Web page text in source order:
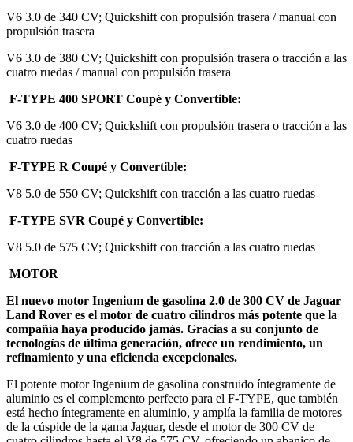
V6 3.0 de 340 CV; Quickshift con propulsión trasera / manual con
propulsión trasera
V6 3.0 de 380 CV; Quickshift con propulsión trasera o tracción a las
cuatro ruedas / manual con propulsión trasera
F-TYPE 400 SPORT Coupé y Convertible:
V6 3.0 de 400 CV; Quickshift con propulsión trasera o tracción a las
cuatro ruedas
F-TYPE R Coupé y Convertible:
V8 5.0 de 550 CV; Quickshift con tracción a las cuatro ruedas
F-TYPE SVR Coupé y Convertible:
V8 5.0 de 575 CV; Quickshift con tracción a las cuatro ruedas
MOTOR
El nuevo motor Ingenium de gasolina 2.0 de 300 CV de Jaguar
Land Rover es el motor de cuatro cilindros más potente que la
compañía haya producido jamás. Gracias a su conjunto de
tecnologías de última generación, ofrece un rendimiento, un
refinamiento y una eficiencia excepcionales.
El potente motor Ingenium de gasolina construido íntegramente de
aluminio es el complemento perfecto para el F-TYPE, que también
está hecho íntegramente en aluminio, y amplía la familia de motores
de la cúspide de la gama Jaguar, desde el motor de 300 CV de